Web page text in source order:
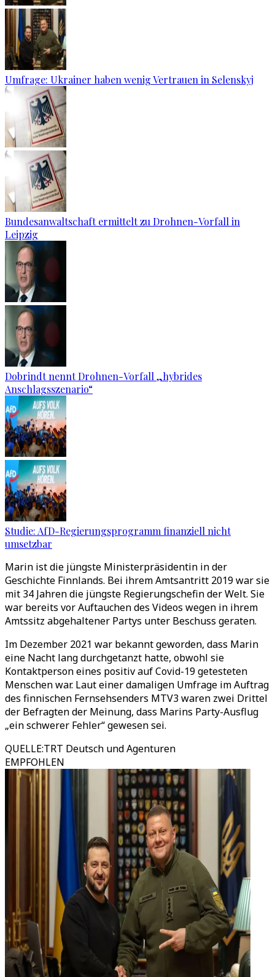
Umfrage: Ukrainer haben wenig Vertrauen in Selenskyj
Bundesanwaltschaft ermittelt zu Drohnen-Vorfall in
Leipzig
Dobrindt nennt Drohnen-Vorfall „hybrides
Anschlagsszenario“
Studie: AfD-Regierungsprogramm finanziell nicht
umsetzbar
Marin ist die jüngste Ministerpräsidentin in der
Geschichte Finnlands. Bei ihrem Amtsantritt 2019 war sie
mit 34 Jahren die jüngste Regierungschefin der Welt. Sie
war bereits vor Auftauchen des Videos wegen in ihrem
Amtssitz abgehaltener Partys unter Beschuss geraten.
Im Dezember 2021 war bekannt geworden, dass Marin
eine Nacht lang durchgetanzt hatte, obwohl sie
Kontaktperson eines positiv auf Covid-19 getesteten
Menschen war. Laut einer damaligen Umfrage im Auftrag
des finnischen Fernsehsenders MTV3 waren zwei Drittel
der Befragten der Meinung, dass Marins Party-Ausflug
„ein schwerer Fehler“ gewesen sei.
QUELLE:TRT Deutsch und Agenturen
EMPFOHLEN